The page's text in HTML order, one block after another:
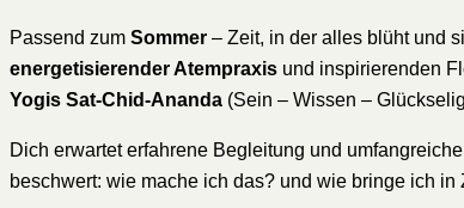
Passend zum Sommer – Zeit, in der alles blüht und
energetisierender Atempraxis und inspirierenden
Yogis Sat-Chid-Ananda (Sein – Wissen –
Dich erwartet erfahrene Begleitung und
beschwert: wie mache ich das? und wie bringe ich